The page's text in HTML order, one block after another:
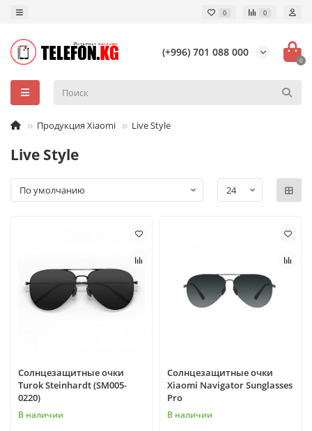
0 0
(+996) 701 088 000
0
Продукция Xiaomi Live Style
Live Style
Солнцезащитные очки
Turok Steinhardt (SM005-
0220)
В наличии
Солнцезащитные очки
Xiaomi Navigator Sunglasses
Pro
В наличии